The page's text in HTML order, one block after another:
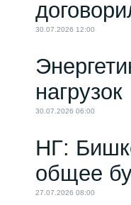
30.07.2026 12:00
нагрузок
30.07.2026 06:00
НГ:
общее
27.07.2026 08:00